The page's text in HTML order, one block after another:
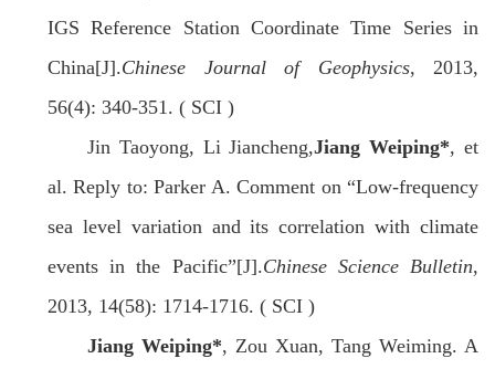
IGS Reference Station Coordinate Time Series in
China[J].Chinese Journal of Geophysics, 2013,
56(4): 340-351. ( SCI )
Jin Taoyong, Li Jiancheng,Jiang Weiping*, et
al. Reply to: Parker A. Comment on “Low-frequency
sea level variation and its correlation with climate
events in the Pacific”[J].Chinese Science Bulletin,
2013, 14(58): 1714-1716. ( SCI )
Jiang Weiping*, Zou Xuan, Tang Weiming. A